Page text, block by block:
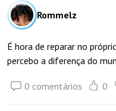
Rommelz
É hora de reparar no
percebo a diferença do
0 comentários 0